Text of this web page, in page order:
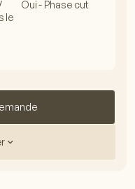
le
Oui - Phase cut